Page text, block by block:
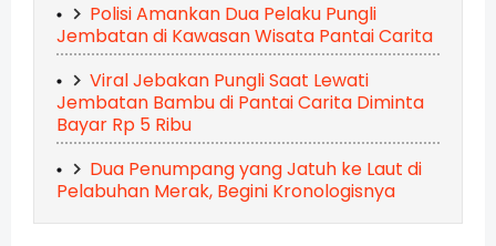
Polisi Amankan Dua Pelaku Pungli
Jembatan di Kawasan Wisata Pantai Carita
Viral Jebakan Pungli Saat Lewati
Jembatan Bambu di Pantai Carita Diminta
Bayar Rp 5 Ribu
Dua Penumpang yang Jatuh ke Laut di
Pelabuhan Merak, Begini Kronologisnya